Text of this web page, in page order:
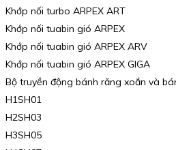
Khớp nối turbo ARPEX ART
Khớp nối tuabin gió ARPEX
Khớp nối tuabin gió ARPEX ARV
Khớp nối tuabin gió ARPEX GIGA
Bộ truyền động bánh răng xoắn và
H1SH01
H2SH03
H3SH05